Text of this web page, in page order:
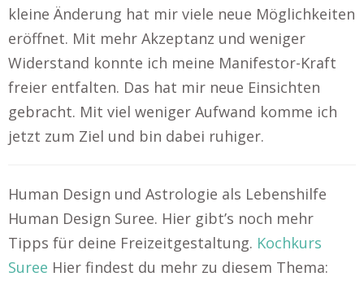
kleine Änderung hat mir viele neue Möglichkeiten
eröffnet. Mit mehr Akzeptanz und weniger
Widerstand konnte ich meine Manifestor-Kraft
freier entfalten. Das hat mir neue Einsichten
gebracht. Mit viel weniger Aufwand komme ich
jetzt zum Ziel und bin dabei ruhiger.
Human Design und Astrologie als Lebenshilfe
Human Design Suree. Hier gibt’s noch mehr
Tipps für deine Freizeitgestaltung. Kochkurs
Suree Hier findest du mehr zu diesem Thema: